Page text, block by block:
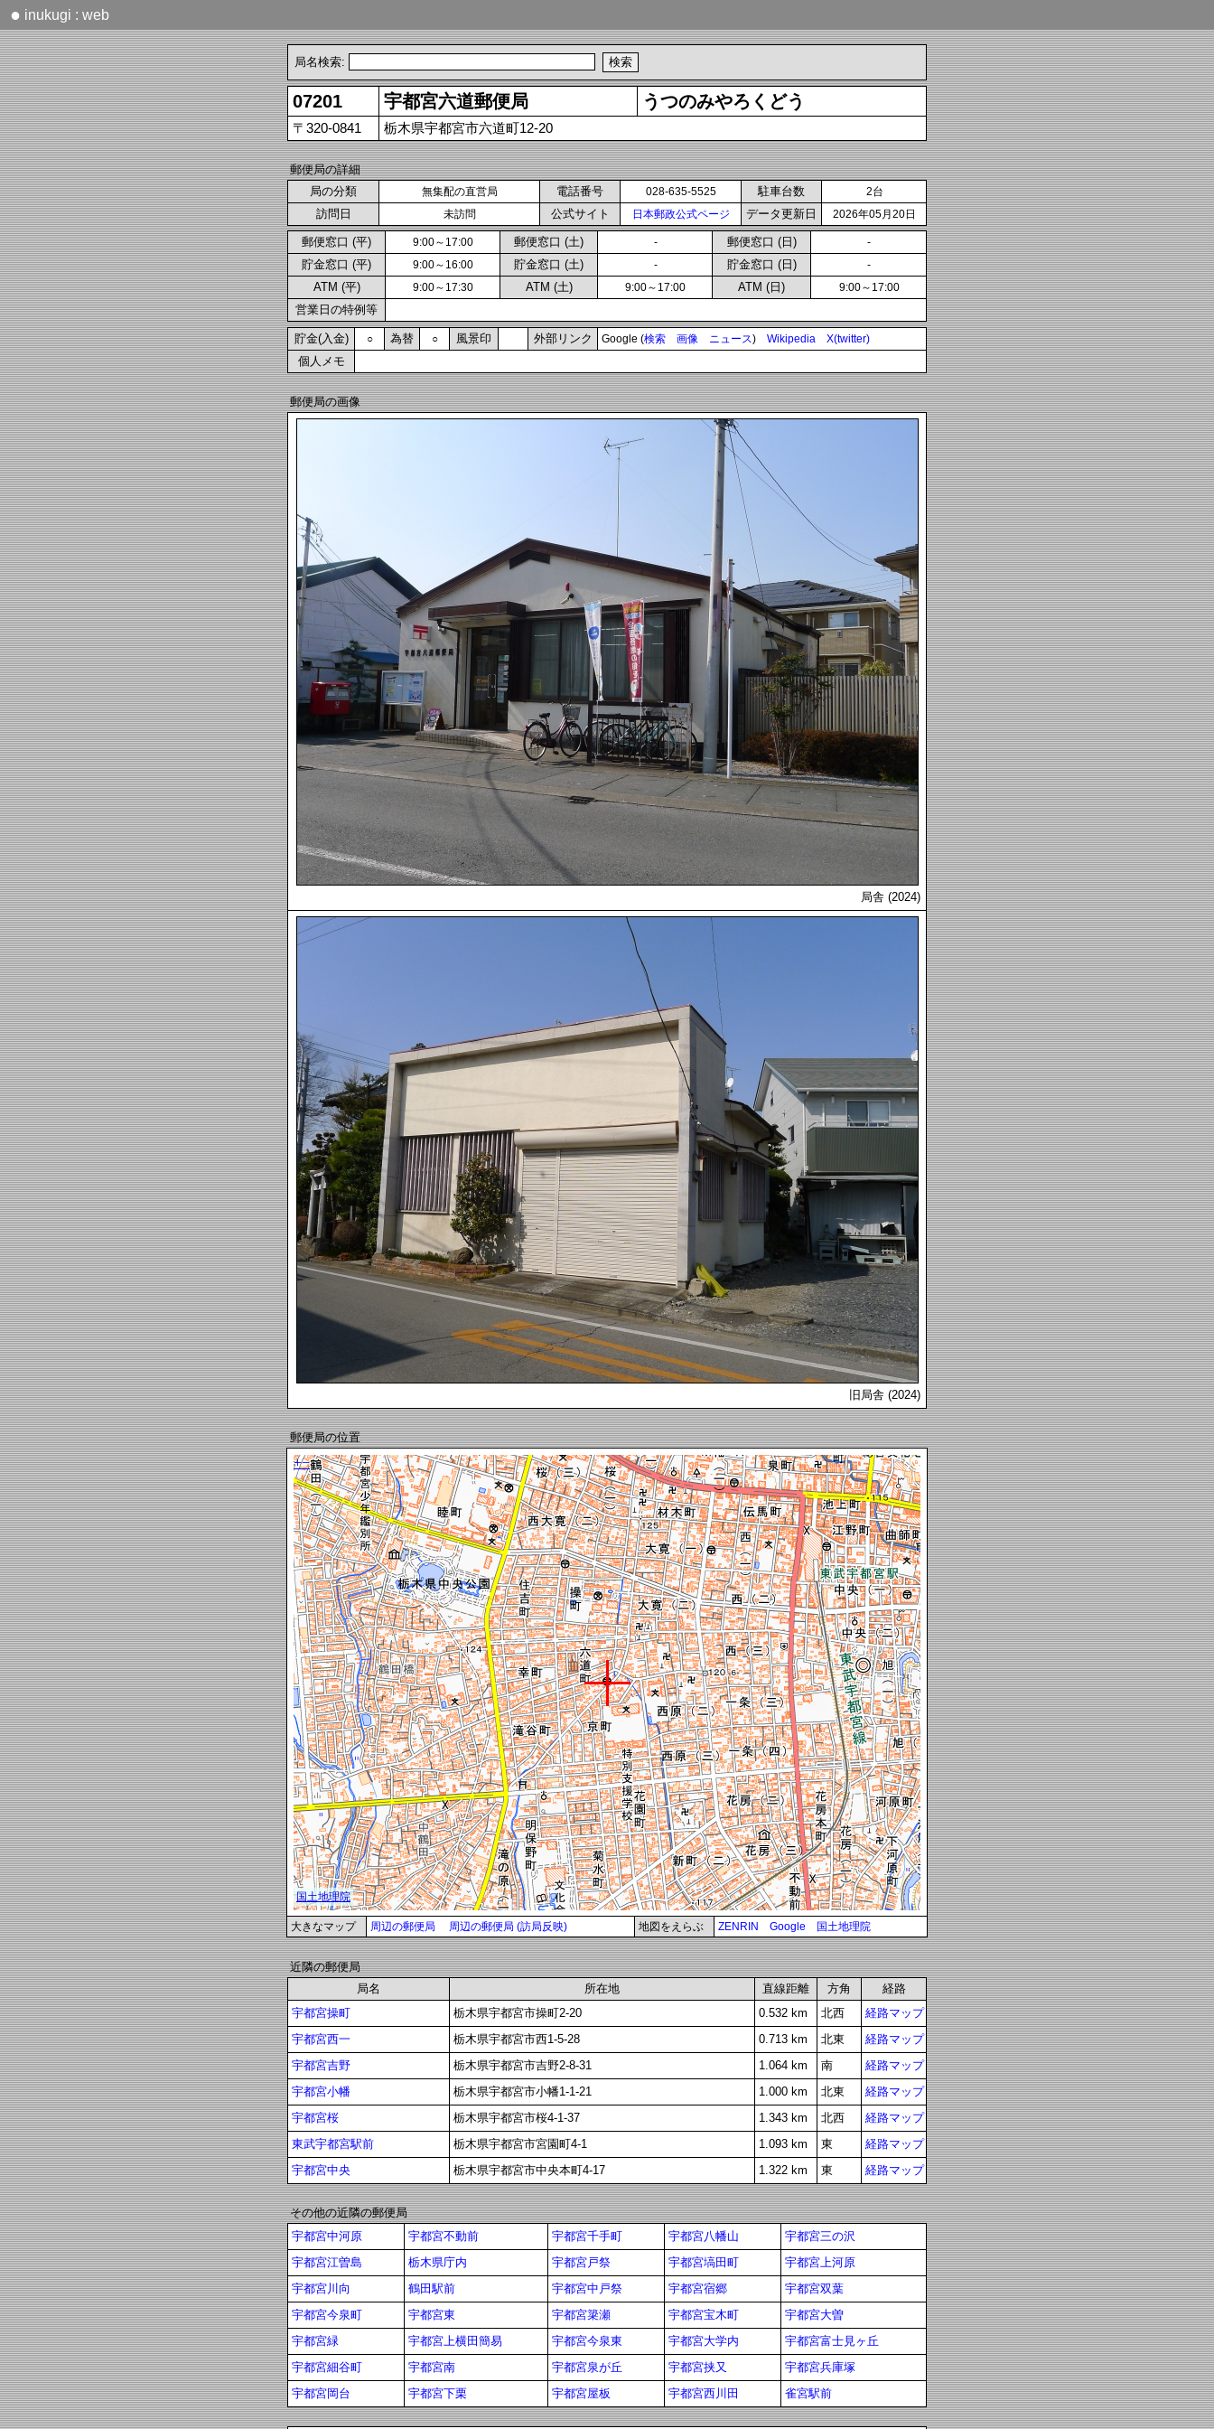
● inukugi : web
局名検索:
07201 宇都宮六道郵便局 うつのみやろくどう
〒320-0841 栃木県宇都宮市六道町12-20
郵便局の詳細
局の分類
無集配の直営局 電話番号 028-635-5525 駐車台数 2台
訪問日 未訪問 公式サイト 日本郵政公式ページ データ更新日 2026年05月20日
郵便窓口 (平) 9:00～17:00 郵便窓口 (土) - 郵便窓口 (日) -
貯金窓口 (平) 9:00～16:00 貯金窓口 (土) - 貯金窓口 (日) -
ATM (平) 9:00～17:30 ATM (土) 9:00～17:00 ATM (日) 9:00～17:00
営業日の特例等
貯金(入金) ○ 為替 ○ 風景印 外部リンク Google (検索 画像 ニュース) Wikipedia X(twitter)
個人メモ
郵便局の画像
局舎 (2024)
旧局舎 (2024)
郵便局の位置
大きなマップ 周辺の郵便局 周辺の郵便局 (訪局反映) 地図をえらぶ ZENRIN Google 国土地理院
近隣の郵便局
局名
所在地 直線距離 方角
経路
宇都宮操町
栃木県宇都宮市操町2-20 0.532 km 北西
経路マップ
宇都宮西一
栃木県宇都宮市西1-5-28 0.713 km 北東
経路マップ
宇都宮吉野
栃木県宇都宮市吉野2-8-31 1.064 km 南
経路マップ
宇都宮小幡
栃木県宇都宮市小幡1-1-21 1.000 km 北東
経路マップ
宇都宮桜
栃木県宇都宮市桜4-1-37 1.343 km 北西
経路マップ
東武宇都宮駅前
栃木県宇都宮市宮園町4-1 1.093 km 東
経路マップ
宇都宮中央
栃木県宇都宮市中央本町4-17 1.322 km 東 経路マップ
その他の近隣の郵便局
宇都宮中河原
宇都宮不動前 宇都宮千手町 宇都宮八幡山
宇都宮三の沢
宇都宮江曽島
栃木県庁内 宇都宮戸祭 宇都宮塙田町
宇都宮上河原
宇都宮川向
鶴田駅前 宇都宮中戸祭 宇都宮宿郷
宇都宮双葉
宇都宮今泉町
宇都宮東 宇都宮簗瀬 宇都宮宝木町
宇都宮大曽
宇都宮緑
宇都宮上横田簡易 宇都宮今泉東 宇都宮大学内
宇都宮富士見ヶ丘
宇都宮細谷町
宇都宮南 宇都宮泉が丘 宇都宮挟又
宇都宮兵庫塚
宇都宮岡台
宇都宮下栗 宇都宮屋板 宇都宮西川田 雀宮駅前